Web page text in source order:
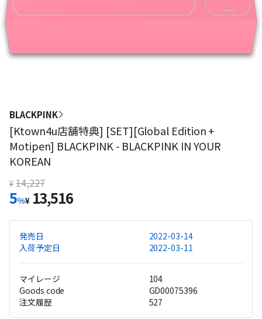
BLACKPINK
[Ktown4u店舗特典] [SET][Global Edition +
Motipen] BLACKPINK - BLACKPINK IN YOUR
KOREAN
¥ 14,227
5%¥ 13,516
発売日
2022-03-14
入荷予定日
2022-03-11
マイレージ
104
Goods code
GD00075396
注文履歴
527